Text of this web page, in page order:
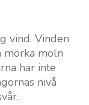
vind. Vinden
mörka moln
har inte
nivå